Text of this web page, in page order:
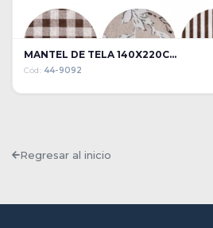
MANTEL DE TELA 140X220C...
Cód: 44-9092
Regresar al inicio